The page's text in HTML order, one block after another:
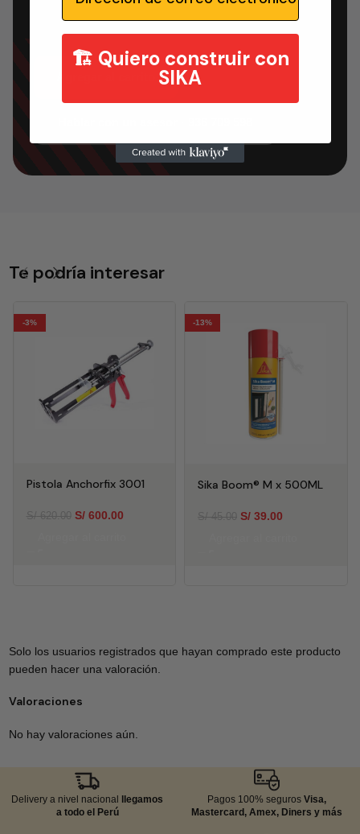
Te podría interesar
-3%
Pistola Anchorfix 3001
S/600.00
-13%
Sika Boom® M x 500ML
S/ 39.00
Valoraciones
No hay valoraciones aún.
Solo los usuarios registrados que hayan comprado este producto
pueden hacer una valoración.
Delivery a nivel nacional
llegamos
a todo el Perú
Pagos 100% seguros Visa,
Mastercard, Amex, Diners y más
🏗️ Quiero construir con
SIKA